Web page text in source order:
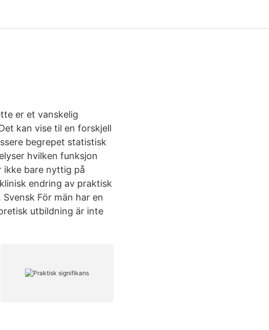
er et vanskelig
kan vise til en forskjell
begrepet statistisk
hvilken funksjon
ikke bare nyttig på
endring av praktisk
För män har en
utbildning är inte